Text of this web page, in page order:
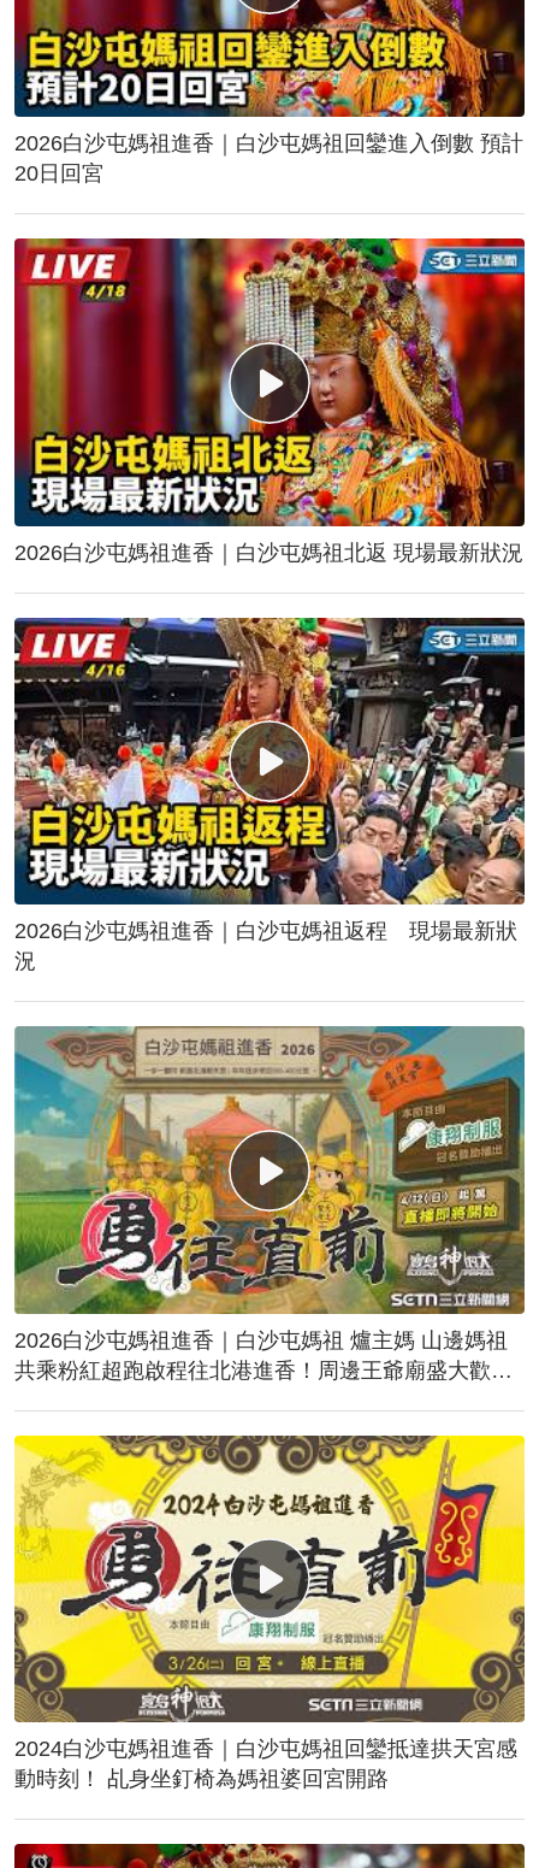
2026白沙屯媽祖進香｜白沙屯媽祖回鑾進入倒數 預計
20日回宮
2026白沙屯媽祖進香｜白沙屯媽祖北返 現場最新狀況
2026白沙屯媽祖進香｜白沙屯媽祖返程 現場最新狀
況
2026白沙屯媽祖進香｜白沙屯媽祖 爐主媽 山邊媽祖
共乘粉紅超跑啟程往北港進香！周邊王爺廟盛大歡
2024白沙屯媽祖進香｜白沙屯媽祖回鑾抵達拱天宮感
動時刻！ 乩身坐釘椅為媽祖婆回宮開路